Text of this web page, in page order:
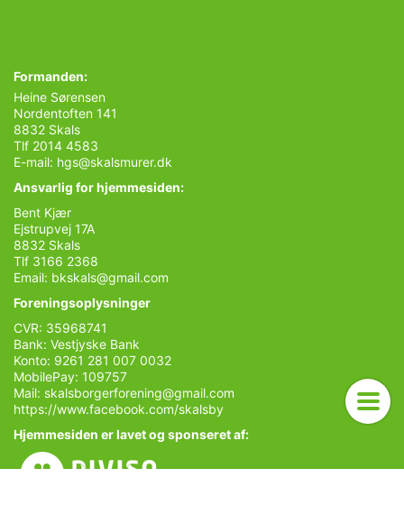
Formanden:
Heine Sørensen
Nordentoften 141
8832 Skals
Tlf 2014 4583
E-mail: hgs@skalsmurer.dk
Ansvarlig for hjemmesiden:
Bent Kjær
Ejstrupvej 17A
8832 Skals
Tlf 3166 2368
Email: bkskals@gmail.com
Foreningsoplysninger
CVR: 35968741
Bank: Vestjyske Bank
Konto: 9261 281 007 0032
MobilePay: 109757
Mail: skalsborgerforening@gmail.com
https://www.facebook.com/skalsby
Hjemmesiden er lavet og sponseret af: